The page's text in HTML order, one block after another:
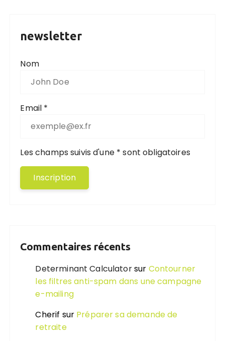
newsletter
Nom
Email *
Les champs suivis d'une * sont obligatoires
Commentaires récents
Determinant Calculatorsur Contourner
les filtres anti-spam dans une campagne
e-mailing
Cherif sur Préparer sa demande de
retraite